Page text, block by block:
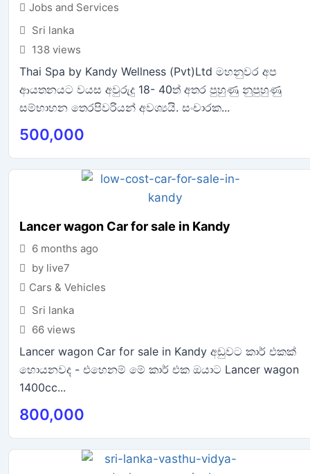
Jobs and Services
Sri lanka
138 views
Thai Spa by Kandy Wellness (Pvt)Ltd මහනුවර අප
ආයතනයට වයස අවුරුදු 18- 40ත් අතර පුහුණු නුපුහුණු
සම්භාහන තෙරපිවරියන් අවශ්‍යයි. සංචාරක...
500,000
Lancer wagon Car for sale in Kandy
6 months ago
by live7
Cars & Vehicles
Sri lanka
66 views
Lancer wagon Car for sale in Kandy අඩුවට කාර් එකක්
හොයනවද - එහෙනම් මේ කාර් එක ඔයාට Lancer wagon
1400cc...
800,000